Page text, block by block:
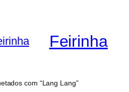
Feirinha
com “Lang Lang”